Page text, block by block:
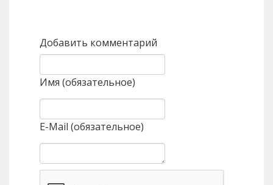
Добавить комментарий
Имя (обязательное)
E-Mail (обязательное)